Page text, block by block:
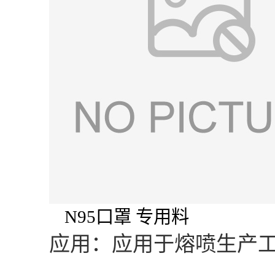
N95口罩 专用料
应用：应用于熔喷生产